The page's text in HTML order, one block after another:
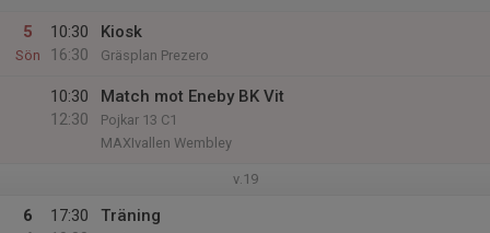
5
Sön
10:30
16:30
Kiosk
Gräsplan Prezero
10:30
12:30
Match mot Eneby BK Vit
Pojkar 13 C1
MAXIvallen Wembley
v.19
6
17:30
Träning